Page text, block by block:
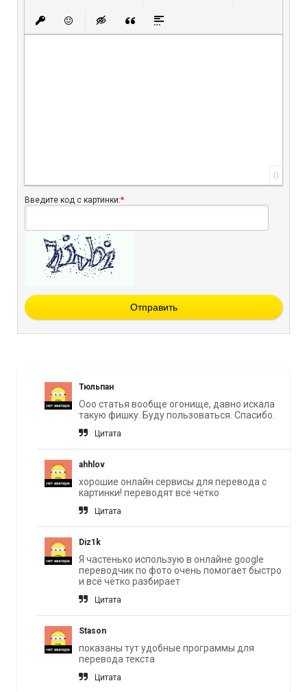
Полужирный
Курсив
Вставить защищенную ссылку
Вставить смайлик
Вставка скрытого текста
Вставка цитаты
Вставка спойлера
0
Введите код с картинки:*
Отправить
Тюльпан
Ооо статья вообще огонище, давно искала
такую фишку. Буду пользоваться. Спасибо.
Цитата
ahhlov
хорошие онлайн сервисы для перевода с
картинки! переводят всё чётко
Цитата
Diz1k
Я частенько использую в онлайне google
переводчик по фото очень помогает быстро
и всё чётко разбирает
Цитата
Stason
показаны тут удобные программы для
перевода текста
Цитата